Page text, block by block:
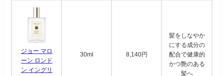
ジョー マロ
ーン ロンド
ン イングリ
30ml 8,140円
髪をしなやか
にする成分の
配合で健康的
かつ艶のある
髪へ